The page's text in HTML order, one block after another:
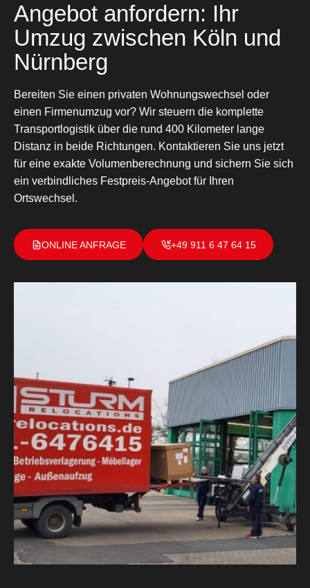
Angebot anfordern: Ihr
Umzug zwischen Köln und
Nürnberg
Bereiten Sie einen privaten Wohnungswechsel oder
einen Firmenumzug vor? Wir steuern die komplette
Transportlogistik über die rund 400 Kilometer lange
Distanz in beide Richtungen. Kontaktieren Sie uns jetzt
für eine exakte Volumenberechnung und sichern Sie sich
ein verbindliches Festpreis-Angebot für Ihren
Ortswechsel.
ONLINE ANFRAGE +49 911 6 47 64 15